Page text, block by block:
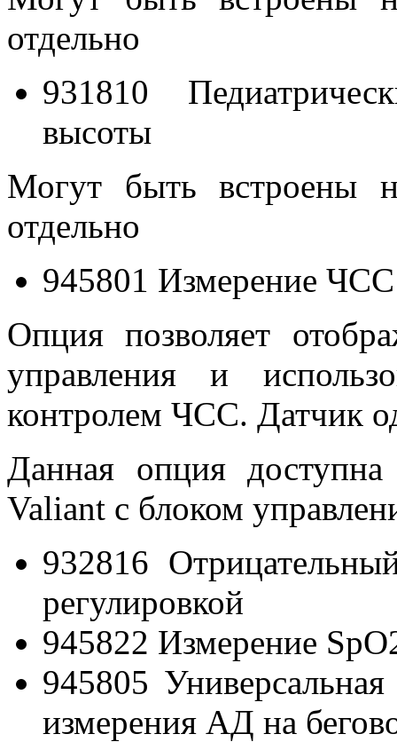
отдельно
931810
высоты
Могут быть встроены
отдельно
945801 Измерение
Опция позволяет
управления и
контролем ЧСС. Датчик
Данная опция
Valiant с блоком
932816
регулировкой
945822 Измерение
945805
измерения АД на